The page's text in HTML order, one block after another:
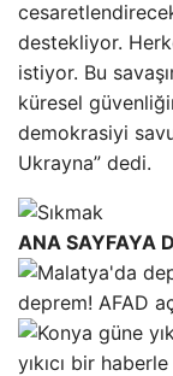
destekliyor.
istiyor. Bu
küresel
demokrasiyi
Ukrayna” dedi.
ANA SAYFAYA
deprem! AFAD
yıkıcı bir